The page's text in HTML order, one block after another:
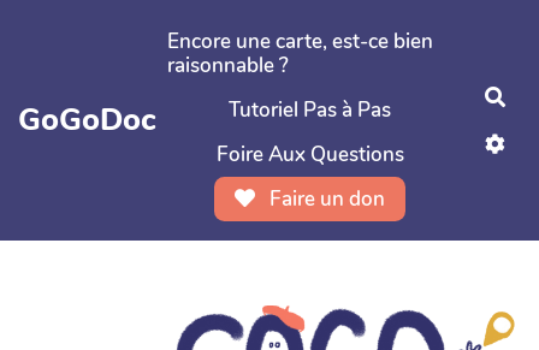
Aller au contenu principal
GoGoDoc
Encore une carte, est-ce bien
raisonnable ?
Tutoriel Pas à Pas
Foire Aux Questions
Faire un don